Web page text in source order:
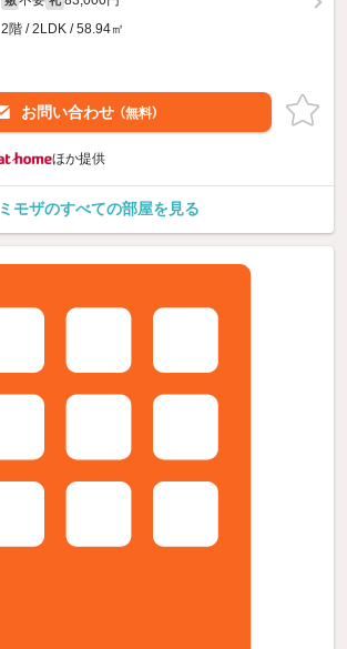
2階 / 2LDK / 58.94㎡
お問い合わせ （無料）
ほか提供
ミモザのすべての部屋を見る